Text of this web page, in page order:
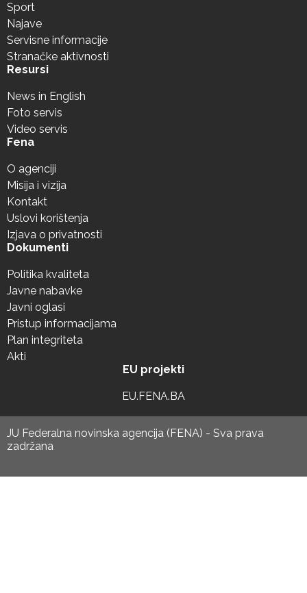
Sport
Najave
Servisne informacije
Stranačke aktivnosti
Resursi
News in English
Foto servis
Video servis
Fena
O agenciji
Misija i vizija
Kontakt
Uslovi korištenja
Izjava o privatnosti
Dokumenti
Politika kvaliteta
Javne nabavke
Javni oglasi
Pristup informacijama
Plan integriteta
Akti
EU projekti
EU.FENA.BA
JU Federalna novinska agencija (FENA) - Sva prava
zadržana